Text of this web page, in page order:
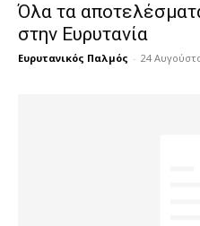
Όλα τα
στην Ευρυτανία
Ευρυτανικός Παλμός - 24